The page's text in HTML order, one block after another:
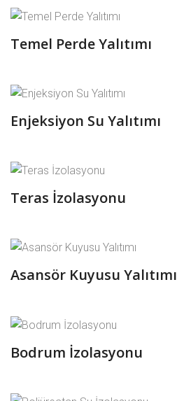
Temel Perde Yalıtımı
Enjeksiyon Su Yalıtımı
Teras İzolasyonu
Asansör Kuyusu Yalıtımı
Bodrum İzolasyonu